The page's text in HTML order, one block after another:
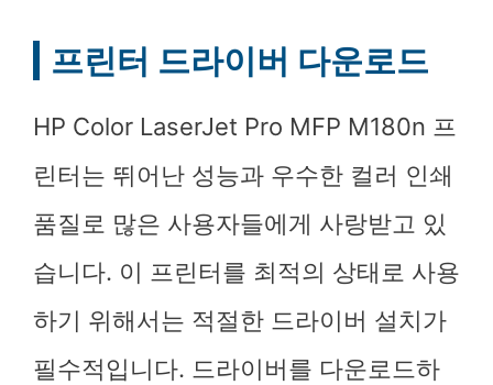
프린터 드라이버 다운로드
HP Color LaserJet Pro MFP M180n 프
린터는 뛰어난 성능과 우수한 컬러 인쇄
품질로 많은 사용자들에게 사랑받고 있
습니다. 이 프린터를 최적의 상태로 사용
하기 위해서는 적절한 드라이버 설치가
필수적입니다. 드라이버를 다운로드하